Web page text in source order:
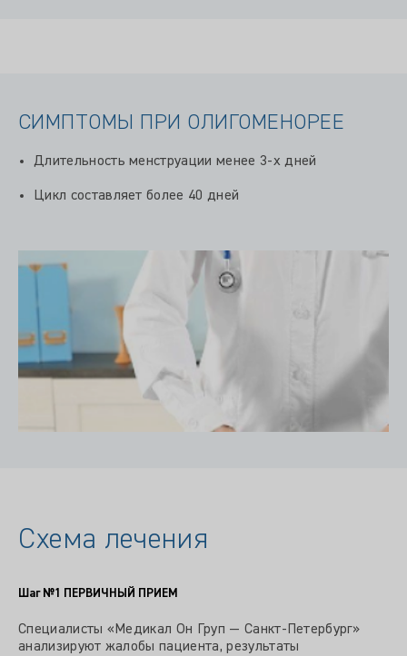
СИМПТОМЫ ПРИ ОЛИГОМЕНОРЕЕ
Длительность менструации менее 3-х дней
Цикл составляет более 40 дней
Схема лечения
Шаг №1 ПЕРВИЧНЫЙ ПРИЕМ
Специалисты «Медикал Он Груп — Санкт-Петербург»
анализируют жалобы пациента, результаты